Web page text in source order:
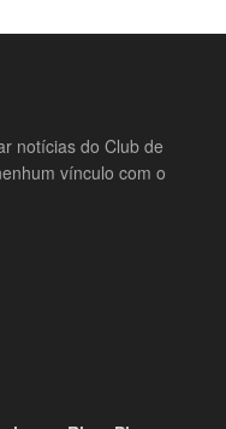
notícias do Club de
vínculo com o